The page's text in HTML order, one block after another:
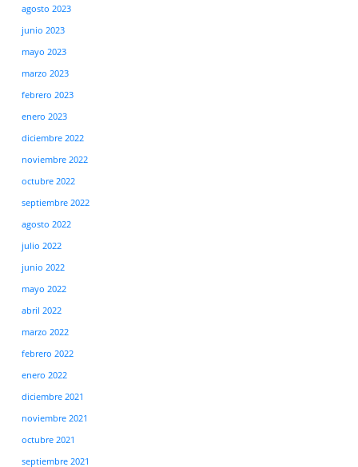
agosto 2023
junio 2023
mayo 2023
marzo 2023
febrero 2023
enero 2023
diciembre 2022
noviembre 2022
octubre 2022
septiembre 2022
agosto 2022
julio 2022
junio 2022
mayo 2022
abril 2022
marzo 2022
febrero 2022
enero 2022
diciembre 2021
noviembre 2021
octubre 2021
septiembre 2021